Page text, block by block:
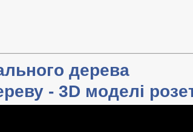
дерева
- 3D моделі